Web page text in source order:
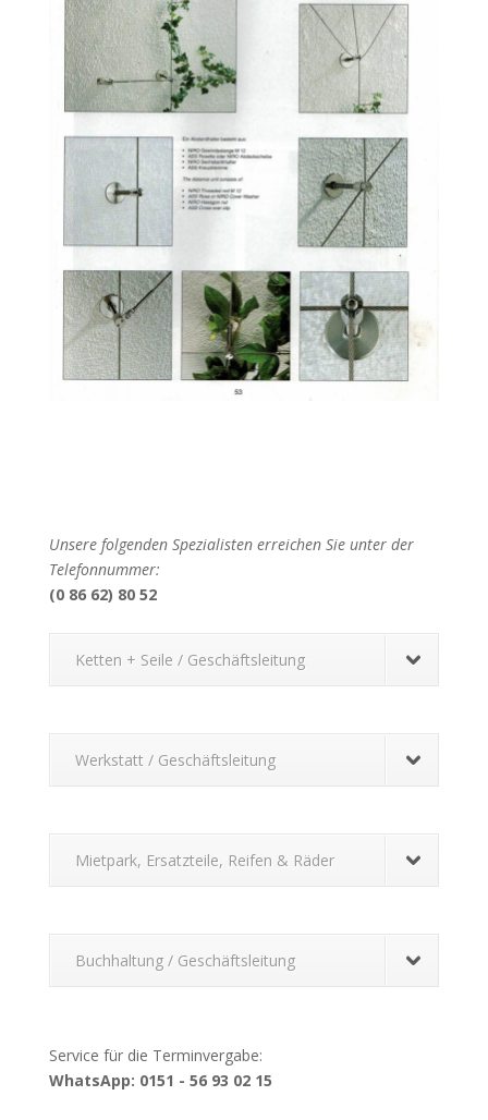
Unsere folgenden Spezialisten erreichen Sie unter der
Telefonnummer:
(0 86 62) 80 52
Ketten + Seile / Geschäftsleitung
Werkstatt / Geschäftsleitung
Mietpark, Ersatzteile, Reifen & Räder
Buchhaltung / Geschäftsleitung
Service für die Terminvergabe:
WhatsApp: 0151 - 56 93 02 15